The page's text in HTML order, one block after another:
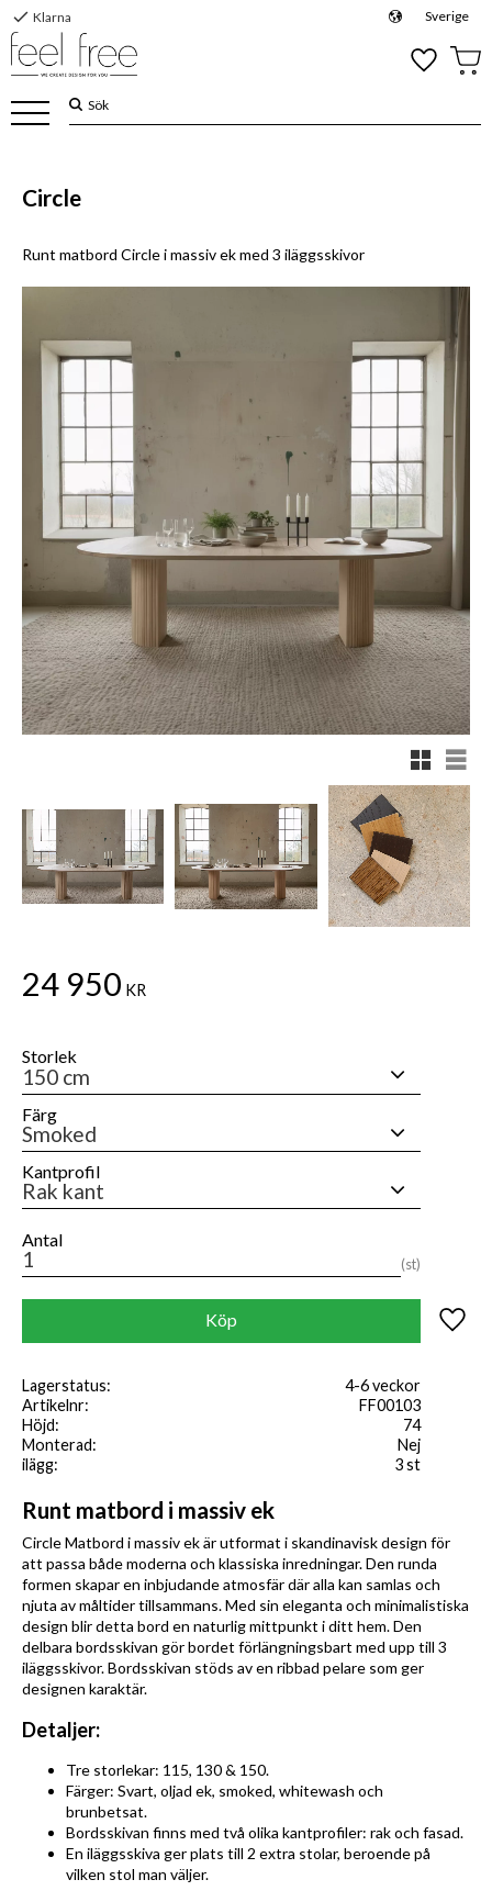
Meny
check Klarna Sverige
Favoriter
Circle
Runt matbord Circle i massiv ek med 3 iläggsskivor
24 950 KR
Storlek
Färg
Kantprofil
Antal
st
Köp Lägg
Lagerstatus
4-6 veckor
Artikelnr
FF00103
Höjd
74
Monterad
Nej
ilägg
3 st
Runt matbord i massiv ek
Circle Matbord i massiv ek är utformat i skandinavisk design för
att passa både moderna och klassiska inredningar. Den runda
formen skapar en inbjudande atmosfär där alla kan samlas och
njuta av måltider tillsammans. Med sin eleganta och minimalistiska
design blir detta bord en naturlig mittpunkt i ditt hem. Den
delbara bordsskivan gör bordet förlängningsbart med upp till 3
iläggsskivor. Bordsskivan stöds av en ribbad pelare som ger
designen karaktär.
Detaljer:
Tre storlekar: 115, 130 & 150.
Färger: Svart, oljad ek, smoked, whitewash och
brunbetsat.
Bordsskivan finns med två olika kantprofiler: rak och fasad.
En iläggsskiva ger plats till 2 extra stolar, beroende på
vilken stol man väljer.